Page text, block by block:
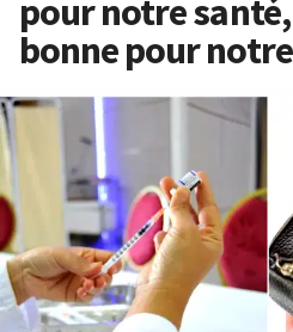
pour notre
bonne pour